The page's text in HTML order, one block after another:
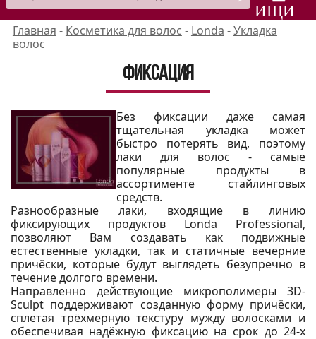
Главная - Косметика для волос - Londa -Укладка
волос
Фиксация
Без фиксации даже самая
тщательная укладка может
быстро потерять вид, поэтому
лаки для волос - самые
популярные продукты в
ассортименте стайлинговых
средств.
Разнообразные лаки, входящие в линию
фиксирующих продуктов Londa Professional,
позволяют Вам создавать как подвижные
естественные укладки, так и статичные вечерние
причёски, которые будут выглядеть безупречно в
течение долгого времени.
Направленно действующие микрополимеры 3D-
Sculpt поддерживают созданную форму причёски,
сплетая трёхмерную текстуру мужду волосками и
обеспечивая надёжную фиксацию на срок до 24-х